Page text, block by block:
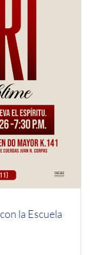
la Escuela